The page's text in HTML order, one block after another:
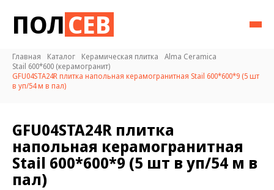
ПОЛСЕВ
Главная Каталог Керамическая плитка
Alma Ceramica
Stail 600*600 (керамогранит)
GFU04STA24R плитка напольная керамогранитная Stail 600*600*9 (5 шт
в уп/54 м в пал)
GFU04STA24R плитка
напольная керамогранитная
Stail 600*600*9 (5 шт в уп/54 м в
пал)